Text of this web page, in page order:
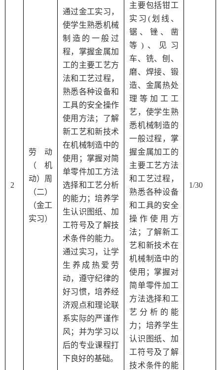
2
劳动
（机
动）周
（二）
（金工
实习）
通过金工实习，
使学生熟悉机械
制造的一般过
程，掌握金属加
工的主要工艺方
法和工艺过程，
熟悉各种设备和
工具的安全操作
使用方法；了解
新工艺和新技术
在机械制造中的
使用；掌握对简
单零件加工方法
选择和工艺分析
的能力；培养学
生认识图纸、加
工符号及了解技
术条件的能力。
通过实习，让学
生养成热爱劳
动，遵守纪律的
好习惯，培养经
济观点和理论联
系实际的严谨作
风；并为学习以
后的专业课程打
下良好的基础。
主要包括钳工
实习 (划线、
锯、锉、凿
等 )、见习
车、铣、刨、
磨、焊接、锻
造、金属热处
理等加工工
艺，使学生熟
悉机械制造的
一般过程，掌
握金属加工的
主要工艺方法
和工艺过程，
熟悉各种设备
和工具的安全
操作使用方
法；了解新工
艺和新技术在
机械制造中的
使用；掌握对
简单零件加工
方法选择和工
艺分析的能
力；培养学生
认识图纸、加
工符号及了解
技术条件的能
1/30